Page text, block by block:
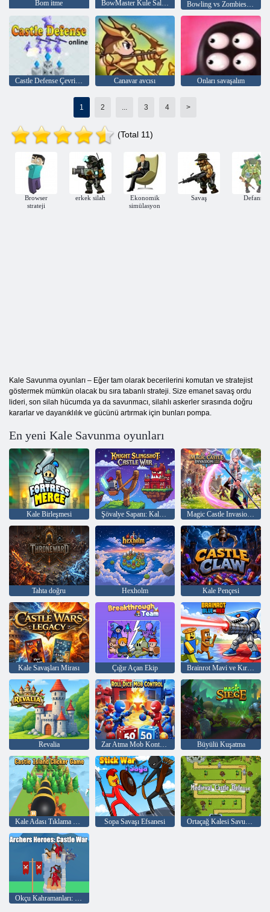
Bom itme BowMaster Kule Saldırısı
Castle Defense Çevrimiçi Canavar avcısı Onları savaşalım
1 2 ... 3 4 >
(Total 11)
Browser
strateji
erkek silah
Ekonomik
simülasyon
Savaş Defans
Kale Savunma oyunları – Eğer tam olarak becerilerini komutan ve stratejist
göstermek mümkün olacak bu sıra tabanlı strateji. Size emanet savaş ordu
lideri, son silah hücumda ya da savunmacı, silahlı askerler sırasında doğru
kararlar ve dayanıklılık ve gücünü artırmak için bunları pompa.
En yeni Kale Savunma oyunları
Kale Birleşmesi Şövalye Sapanı: Kale Savaşı
Tahta doğru Hexholm Kale Pençesi
Kale Savaşları Mirası Çığır Açan Ekip
Revalia Zar Atma Mob Kontrolü Büyülü Kuşatma
Sopa Savaşı Efsanesi
Okçu Kahramanları: Kale Savaşı